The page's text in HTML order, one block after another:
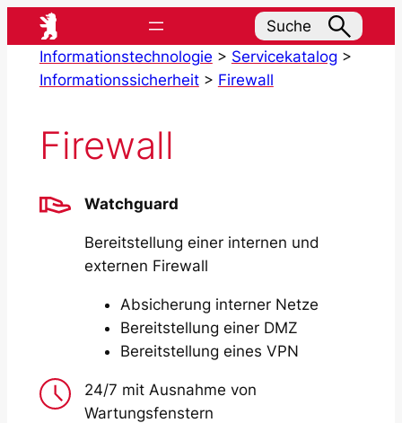
Inhalt
springen
Suche
Informationstechnologie > Servicekatalog >
Informationssicherheit> Firewall
Firewall
Watchguard
Bereitstellung einer internen und
externen Firewall
Absicherung interner Netze
Bereitstellung einer DMZ
Bereitstellung eines VPN
24/7 mit Ausnahme von
Wartungsfenstern